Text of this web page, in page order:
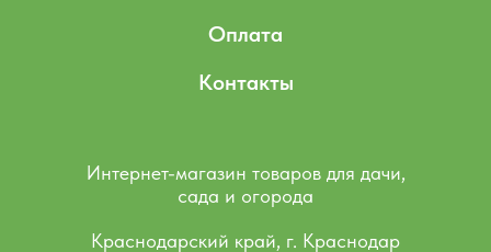
Оплата
Контакты
Интернет-магазин товаров для дачи,
сада и огорода
Краснодарский край, г. Краснодар